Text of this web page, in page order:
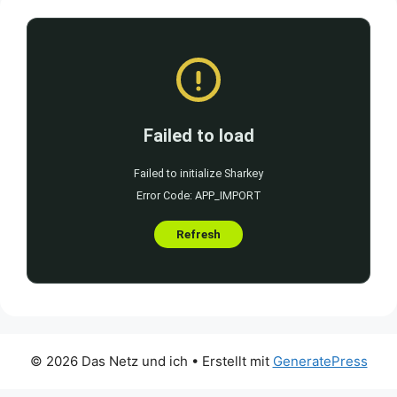
© 2026 Das Netz und ich • Erstellt mit GeneratePress